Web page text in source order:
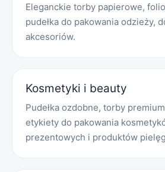
Eleganckie torby papierowe,
pudełka do pakowania odzieży,
akcesoriów.
Kosmetyki i beauty
Pudełka ozdobne, torby
etykiety do pakowania
prezentowych i produktów